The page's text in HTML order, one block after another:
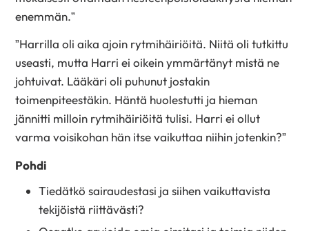
enemmän.”
”Harrilla oli aika ajoin rytmihäiriöitä. Niitä oli tutkittu
useasti, mutta Harri ei oikein ymmärtänyt mistä ne
johtuivat. Lääkäri oli puhunut jostakin
toimenpiteestäkin. Häntä huolestutti ja hieman
jännitti milloin rytmihäiriöitä tulisi. Harri ei ollut
varma voisikohan hän itse vaikuttaa niihin jotenkin?”
Pohdi
Tiedätkö sairaudestasi ja siihen vaikuttavista
tekijöistä riittävästi?